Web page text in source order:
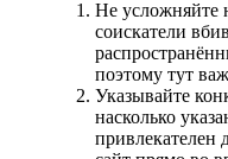
Не усложняйте
соискатели
поэтому тут
Указывайте
насколько
привлекателен